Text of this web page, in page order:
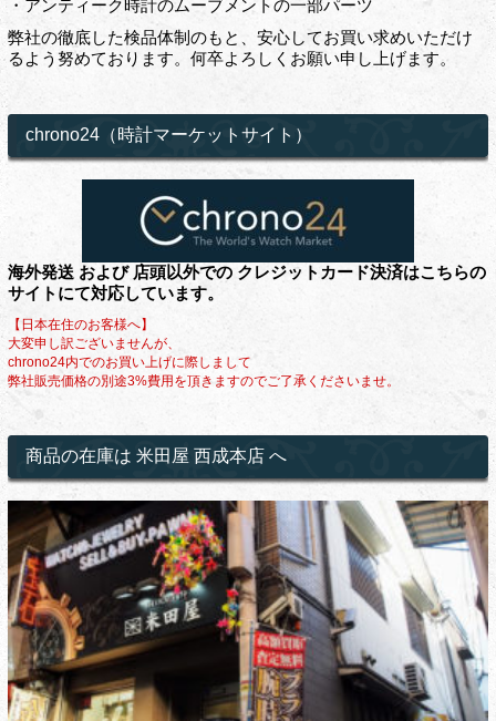
・アンティーク時計のムーブメントの一部パーツ
弊社の徹底した検品体制のもと、安心してお買い求めいただけ
るよう努めております。何卒よろしくお願い申し上げます。
chrono24（時計マーケットサイト）
海外発送 および 店頭以外での クレジットカード決済はこちらの
サイトにて対応しています。
【日本在住のお客様へ】
大変申し訳ございませんが、
chrono24内でのお買い上げに際しまして
弊社販売価格の別途3%費用を頂きますのでご了承くださいませ。
商品の在庫は 米田屋 西成本店 へ